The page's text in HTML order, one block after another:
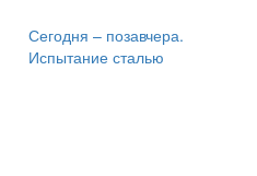
Сегодня – позавчера.
Испытание сталью